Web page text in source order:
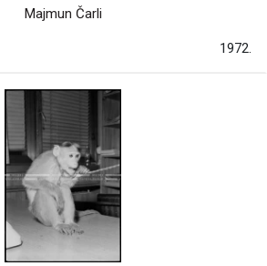
Majmun Čarli
1972.